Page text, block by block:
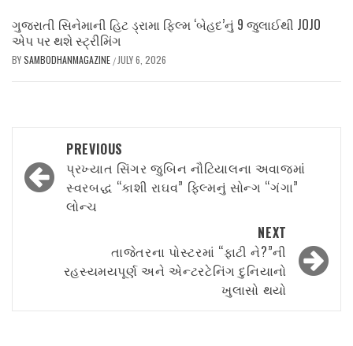
ગુજરાતી સિનેમાની હિટ ડ્રામા ફિલ્મ ‘બેહદ’નું 9 જુલાઈથી JOJO
એપ પર થશે સ્ટ્રીમિંગ
BYSAMBODHANMAGAZINE / JULY 6, 2026
navigation
PREVIOUS
પ્રખ્યાત સિંગર જુબિન નૌટિયાલના અવાજમાં
સ્વરબદ્ધ “કાશી રાઘવ” ફિલ્મનું સોન્ગ “ગંગા”
લોન્ચ
NEXT
તાજેતરના પોસ્ટરમાં “ફાટી ને?”ની
રહસ્યમયપૂર્ણ અને એન્ટરટેનિંગ દુનિયાનો
ખુલાસો થયો